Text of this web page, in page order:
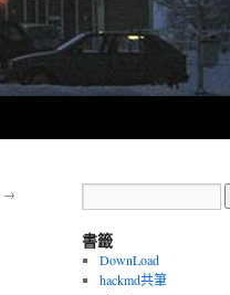
→
書籤
DownLoad
hackmd共筆